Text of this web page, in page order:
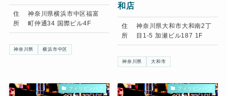
住
所
神奈川県横浜市中区福富
町仲通34 国際ビル4F
神奈川県 横浜市中区
和店
住
所
神奈川県大和市大和南2丁
目1-5 加瀬ビル187 1F
神奈川県 大和市
フィリピンパブ フィリピンパブ